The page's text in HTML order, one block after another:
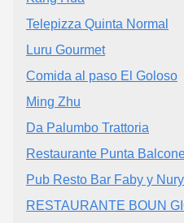
Telepizza Quinta Normal
Luru Gourmet
Comida al paso El Goloso
Ming Zhu
Da Palumbo Trattoria
Restaurante Punta
Pub Resto Bar Faby y
RESTAURANTE BOUN